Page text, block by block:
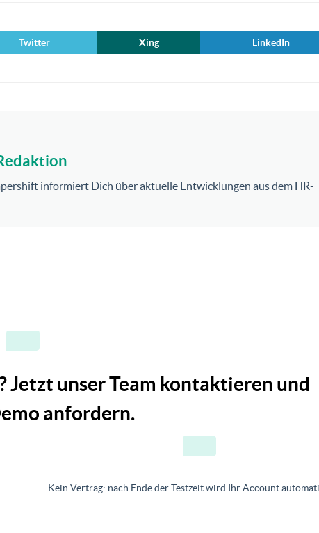
Twitter Xing LinkedIn
informiert Dich über aktuelle Entwicklungen aus dem HR-
Jetzt unser Team kontaktieren und
anfordern.
Kein Vertrag: nach Ende der Testzeit wird Ihr Account